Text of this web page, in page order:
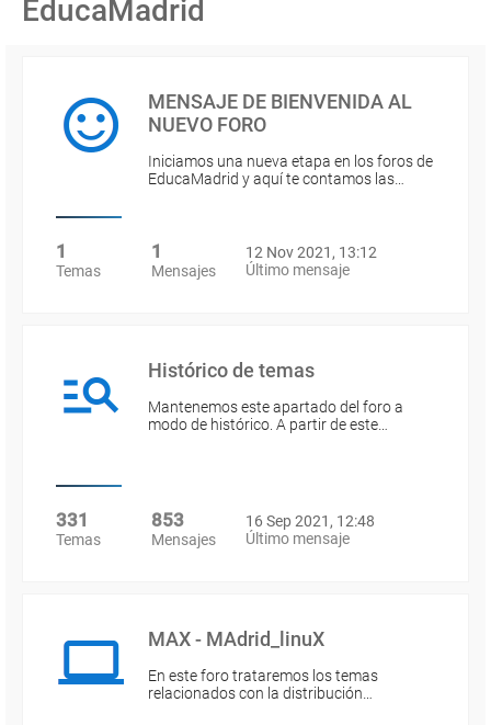
EducaMadrid
MENSAJE DE BIENVENIDA AL
NUEVO FORO
Iniciamos una nueva etapa en los foros de
EducaMadrid y aquí te contamos las…
1
Temas
1
Mensajes
12 Nov 2021, 13:12
Último mensaje
Histórico de temas
Mantenemos este apartado del foro a
modo de histórico. A partir de este…
331
Temas
853
Mensajes
16 Sep 2021, 12:48
Último mensaje
MAX - MAdrid_linuX
En este foro trataremos los temas
relacionados con la distribución…